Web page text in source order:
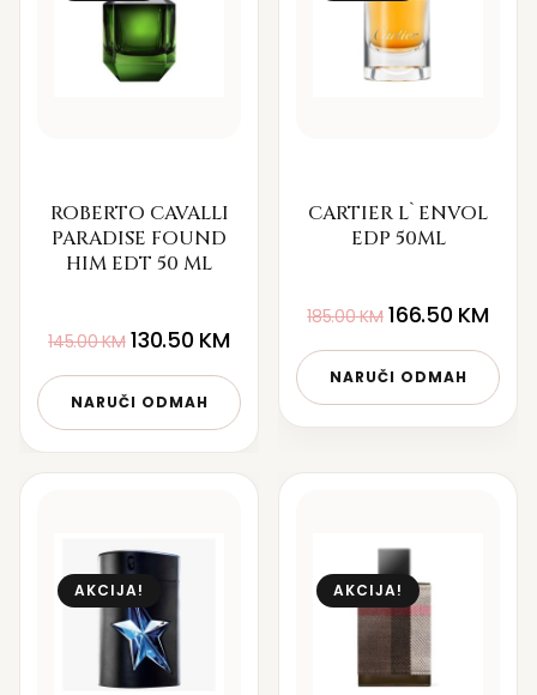
ROBERTO CAVALLI
PARADISE FOUND
HIM EDT 50 ML
145.00KM 130.50 KM
NARUČI ODMAH
CARTIER L`ENVOL
EDP 50ML
185.00KM 166.50 KM
NARUČI ODMAH
AKCIJA! AKCIJA!